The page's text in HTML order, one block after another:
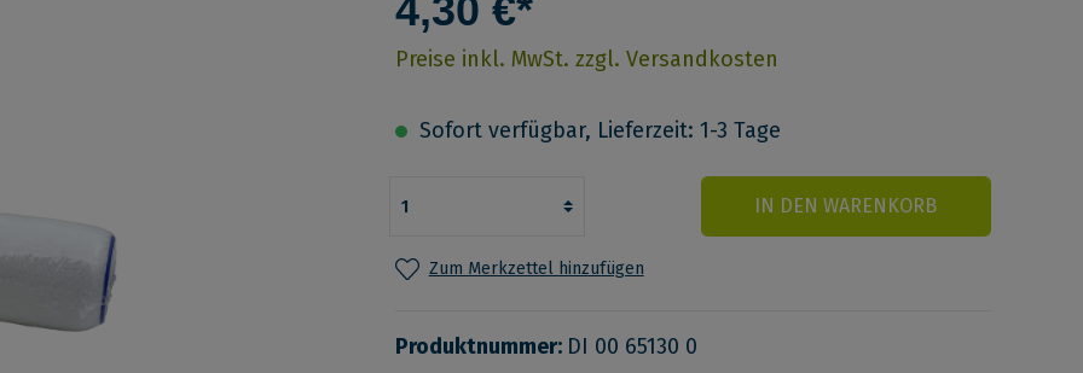
4,30 €*
Preise inkl. MwSt. zzgl. Versandkosten
Sofort verfügbar, Lieferzeit: 1-3 Tage
IN DEN WARENKORB
Zum Merkzettel hinzufügen
Produktnummer: DI 00 65130 0